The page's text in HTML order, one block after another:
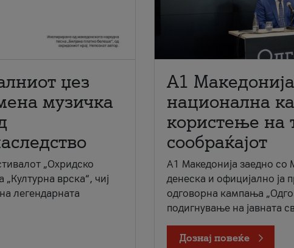
џез
музичка
„Охридско
врска“, чиј
легендарната
A1
национална
користење на
сообраќајот
A1 Македонија заедно
денеска и официјално ја
одговорна кампања
подигнување на јавната
Дознај повеќе